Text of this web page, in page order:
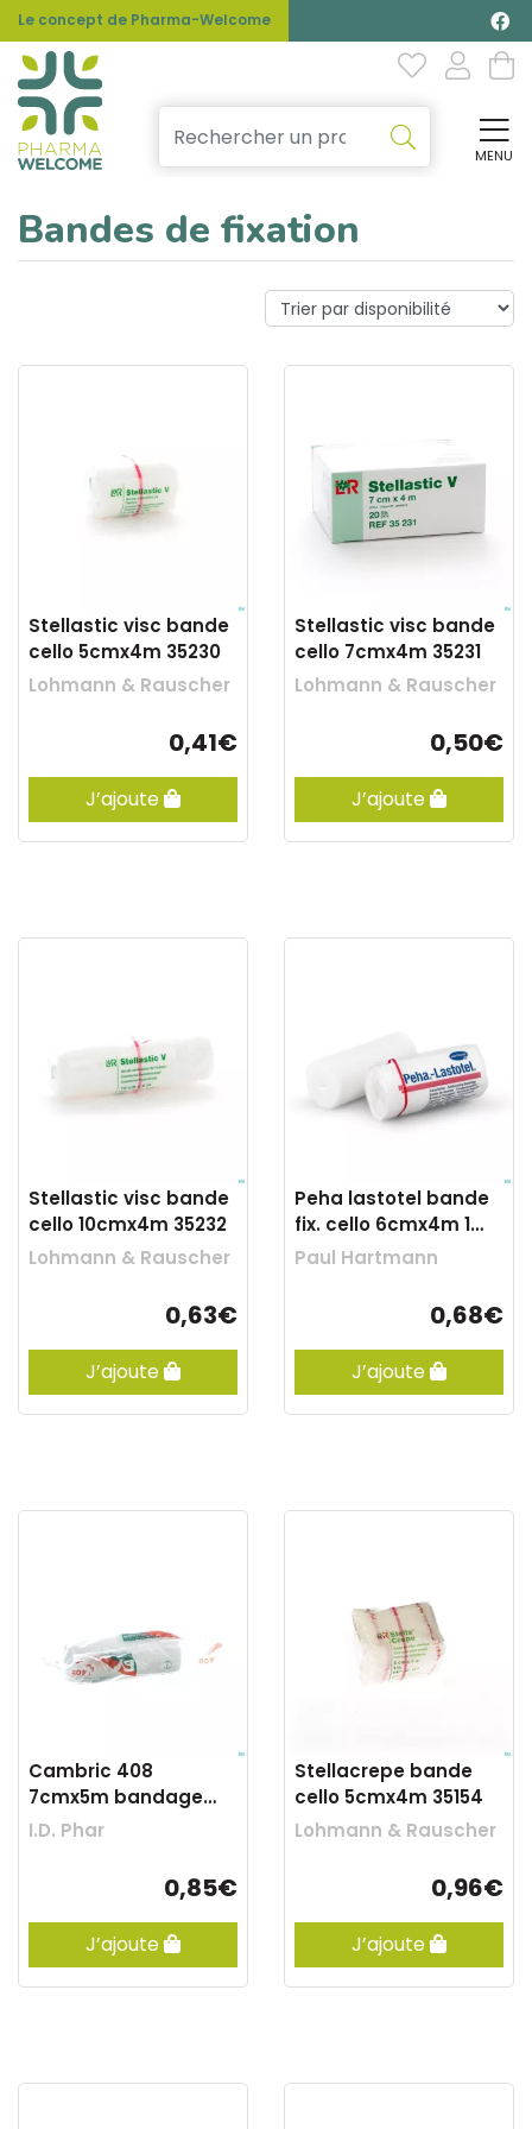
Le concept de Pharma-Welcome
MENU
Bandes de fixation
Stellastic visc bande
cello 5cmx4m 35230
Lohmann & Rauscher
0,41€
J’ajoute
Stellastic visc bande
cello 7cmx4m 35231
Lohmann & Rauscher
0,50€
J’ajoute
Stellastic visc bande
cello 10cmx4m 35232
Lohmann & Rauscher
0,63€
J’ajoute
Peha lastotel bande
fix. cello 6cmx4m 1
3101011
Paul Hartmann
0,68€
J’ajoute
Cambric 408
7cmx5m bandage
zeno
I.D. Phar
0,85€
J’ajoute
Stellacrepe bande
cello 5cmx4m 35154
Lohmann & Rauscher
0,96€
J’ajoute